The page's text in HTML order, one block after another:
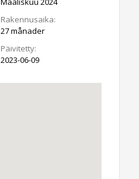
Rakennusaika:
27 månader
Päivitetty:
2023-06-09